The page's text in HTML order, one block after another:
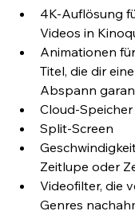
4K-Auflösung
Videos in
Animationen
Titel, die dir
Abspann
Cloud-Speicher
Split-Screen
Zeitlupe oder
Videofilter, die
Genres